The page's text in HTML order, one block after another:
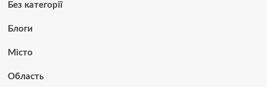
Без категорії
Блоги
Місто
Область